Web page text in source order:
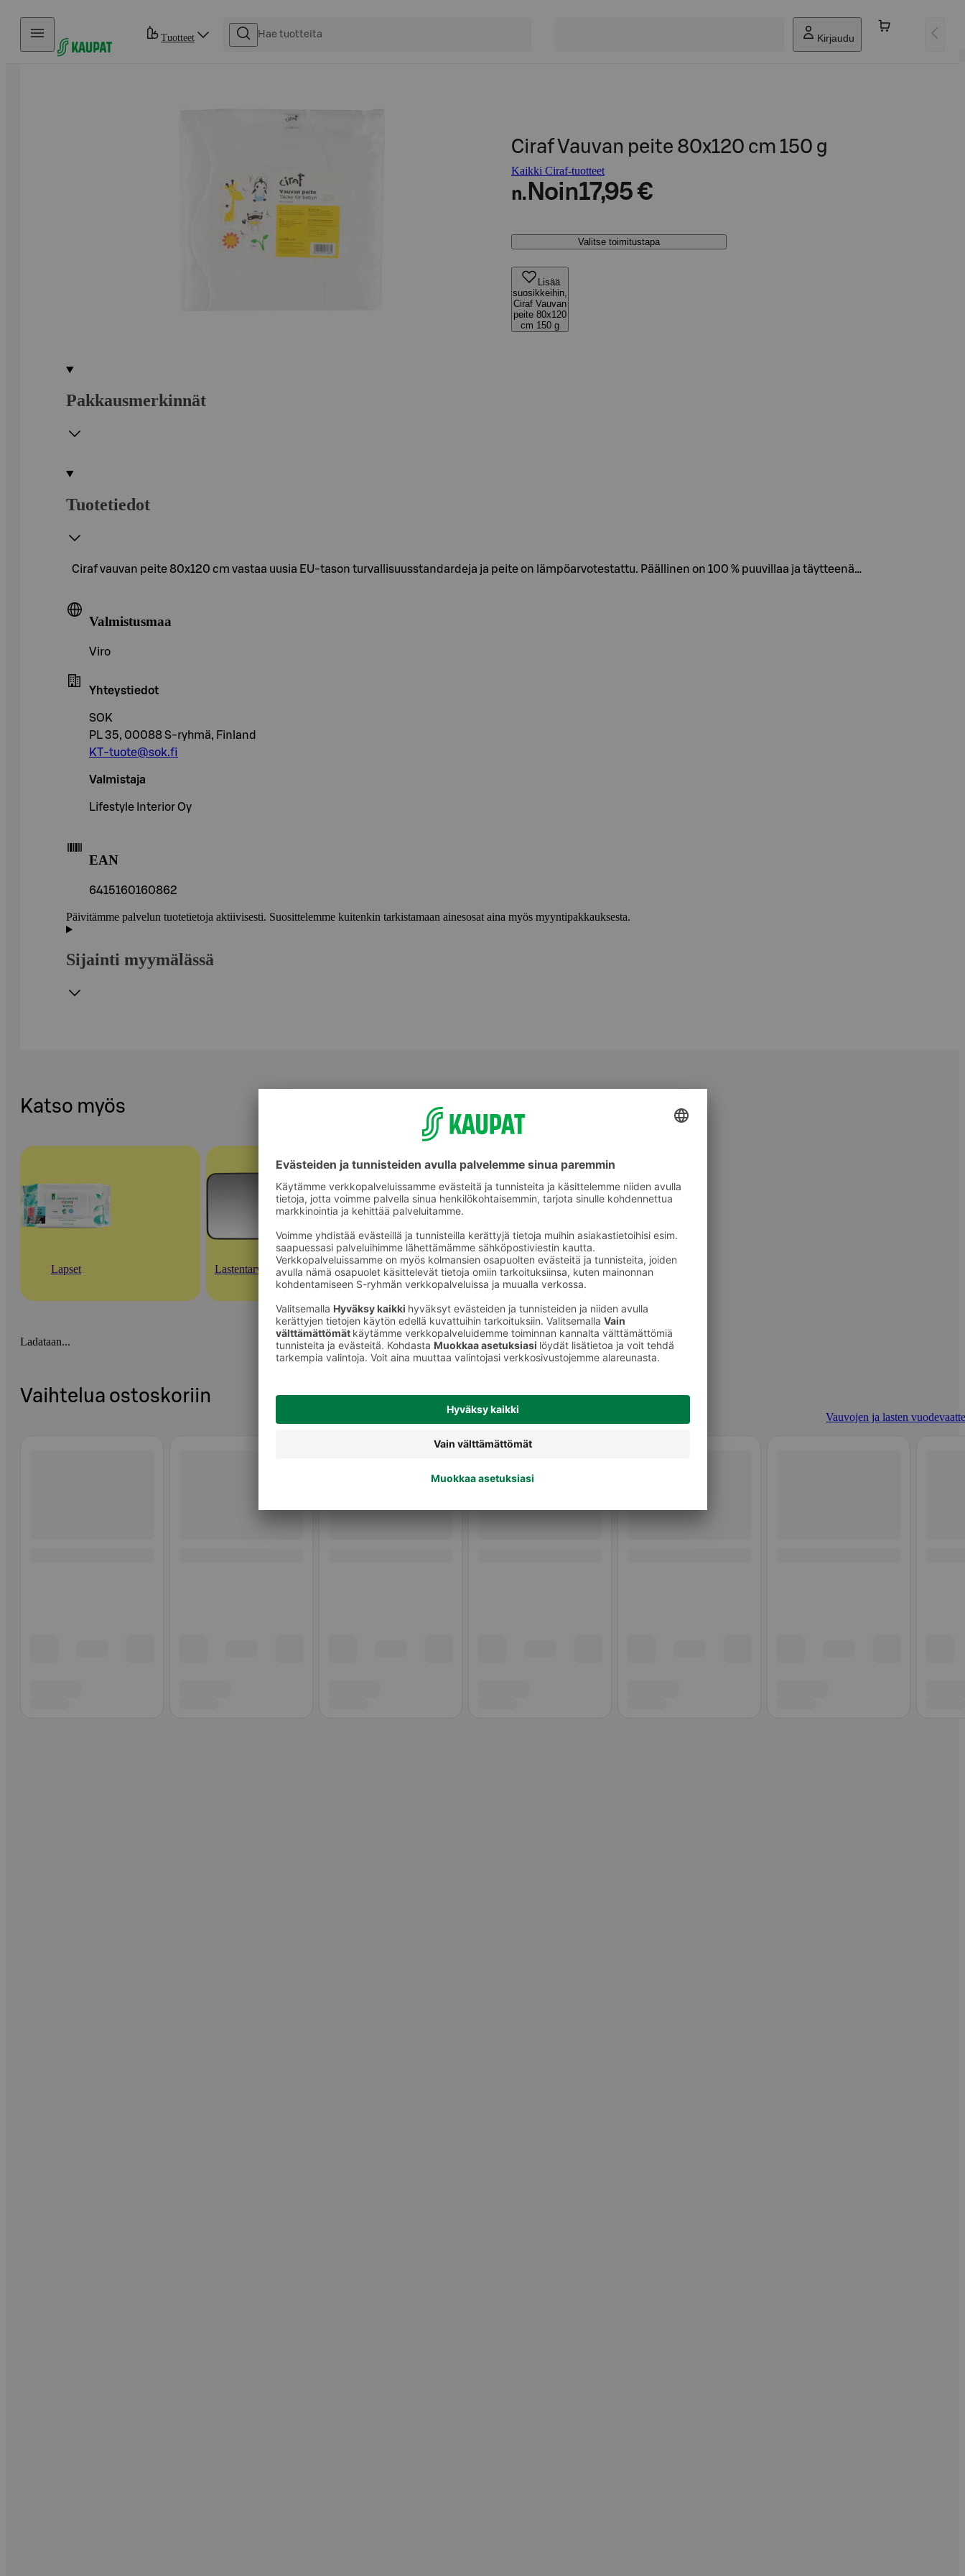
Hyppää sisältöön
Tuotteet Kirjaudu
Ciraf Vauvan peite 80x120 cm 150 g
Kaikki Ciraf-tuotteet
n. Noin17,95 €
Valitse toimitustapa
Lisää
suosikkeihin,
Ciraf Vauvan
peite 80x120
cm 150 g
Pakkausmerkinnät
Tuotetiedot
Ciraf vauvan peite 80x120 cm vastaa uusia EU-tason turvallisuusstandardeja ja peite on lämpöarvotestattu. Päällinen on 100 % puuvillaa ja täytteenä…
Valmistusmaa
Viro
Yhteystiedot
SOK
PL 35, 00088 S-ryhmä, Finland
KT-tuote@sok.fi
Valmistaja
Lifestyle Interior Oy
EAN
6415160160862
Päivitämme palvelun tuotetietoja aktiivisesti. Suosittelemme kuitenkin tarkistamaan ainesosat aina myös myyntipakkauksesta.
Sijainti myymälässä
Katso myös
Lapset Lastentarvikkeet Vauvojen ja lasten vuodevaatteet
Ladataan...
Vaihtelua ostoskoriin
Vauvojen ja lasten